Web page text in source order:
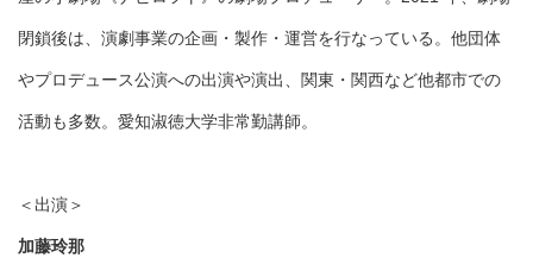
閉鎖後は、演劇事業の企画・製作・運営を⾏なっている。他団体
やプロデュース公演への出演や演出、関東・関⻄など他都市での
活動も多数。愛知淑徳大学非常勤講師。
＜出演＞
加藤玲那